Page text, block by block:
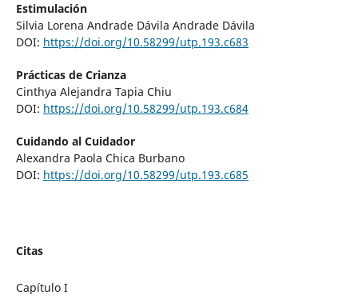
Estimulación
Silvia Lorena Andrade Dávila Andrade Dávila
DOI: https://doi.org/10.58299/utp.193.c683
Prácticas de Crianza
Cinthya Alejandra Tapia Chiu
DOI: https://doi.org/10.58299/utp.193.c684
Cuidando al Cuidador
Alexandra Paola Chica Burbano
DOI: https://doi.org/10.58299/utp.193.c685
Citas
Capítulo I